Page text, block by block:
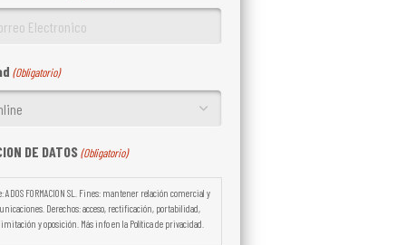
(Obligatorio)
DE DATOS (Obligatorio)
ADOS FORMACION SL. Fines: mantener relación comercial y
Derechos: acceso, rectificación, portabilidad,
y oposición. Más info en la Política de privacidad.